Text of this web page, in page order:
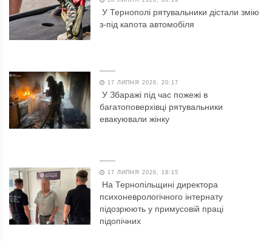
У Тернополі рятувальники дістали змію
з-під капота автомобіля
17 ЛИПНЯ 2026, 20:17
У Збаражі під час пожежі в
багатоповерхівці рятувальники
евакуювали жінку
17 ЛИПНЯ 2026, 18:15
На Тернопільщині директора
психоневрологічного інтернату
підозрюють у примусовій праці
підопічних